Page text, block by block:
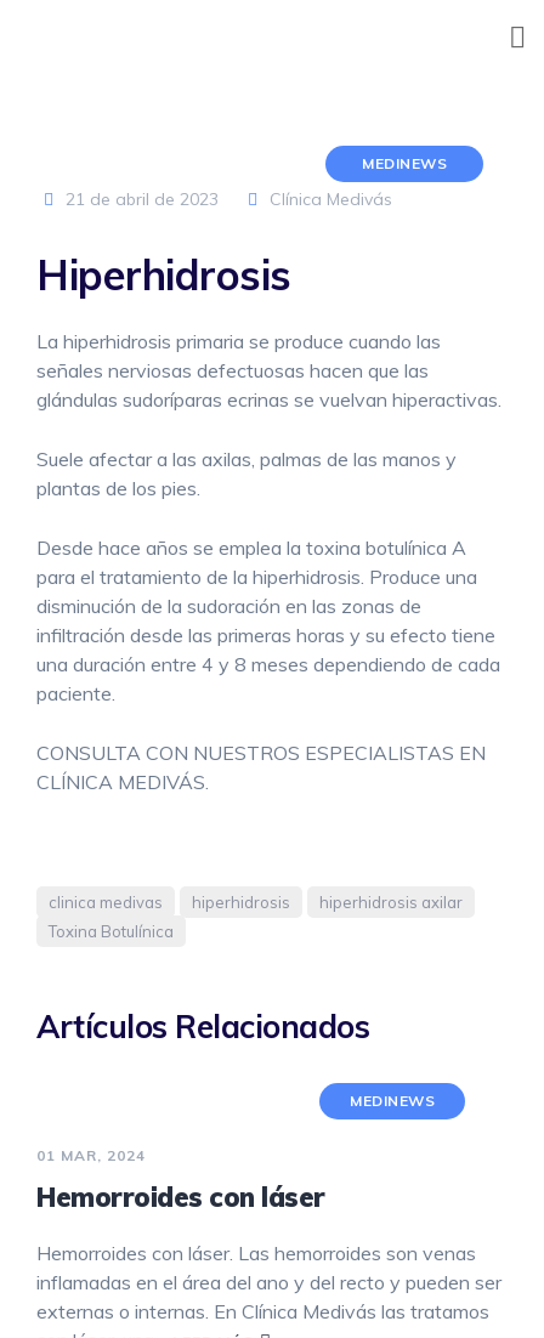
MEDINEWS
21 de abril de 2023 Clínica Medivás
Hiperhidrosis
La hiperhidrosis primaria se produce cuando las
señales nerviosas defectuosas hacen que las
glándulas sudoríparas ecrinas se vuelvan hiperactivas.
Suele afectar a las axilas, palmas de las manos y
plantas de los pies.
Desde hace años se emplea la toxina botulínica A
para el tratamiento de la hiperhidrosis. Produce una
disminución de la sudoración en las zonas de
infiltración desde las primeras horas y su efecto tiene
una duración entre 4 y 8 meses dependiendo de cada
paciente.
CONSULTA CON NUESTROS ESPECIALISTAS EN
CLÍNICA MEDIVÁS.
clinica medivas hiperhidrosis
hiperhidrosis axilar
Toxina Botulínica
Artículos Relacionados
MEDINEWS
01 MAR, 2024
Hemorroides con láser
Hemorroides con láser. Las hemorroides son venas
inflamadas en el área del ano y del recto y pueden ser
externas o internas. En Clínica Medivás las tratamos